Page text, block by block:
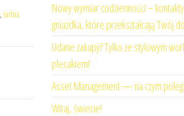
, ładna
Nowy wymiar codzienności –
gniazdka, które przekształcają Twój
Udane zakupy? Tylko ze stylowym
plecakiem!
Asset Management — na czym
Witaj, świecie!